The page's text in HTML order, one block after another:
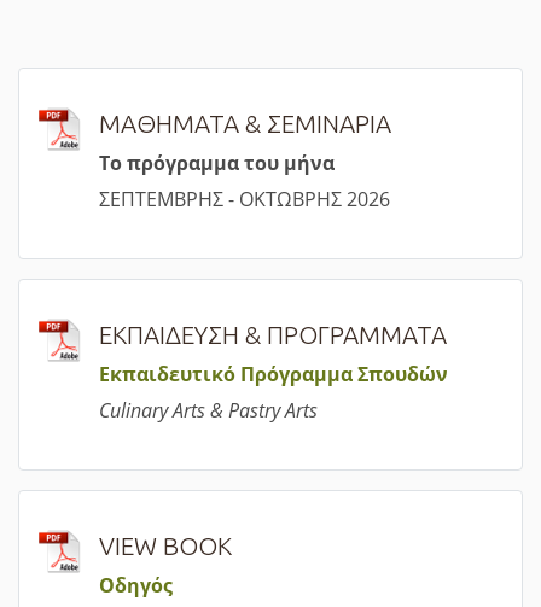
ΜΑΘΗΜΑΤΑ & ΣΕΜΙΝΑΡΙΑ
Το πρόγραμμα του μήνα
ΣΕΠΤΕΜΒΡΗΣ - ΟΚΤΩΒΡΗΣ 2026
ΕΚΠΑΙΔΕΥΣΗ & ΠΡΟΓΡΑΜΜΑΤΑ
Εκπαιδευτικό Πρόγραμμα Σπουδών
Culinary Arts & Pastry Arts
VIEW BOOK
Οδηγός